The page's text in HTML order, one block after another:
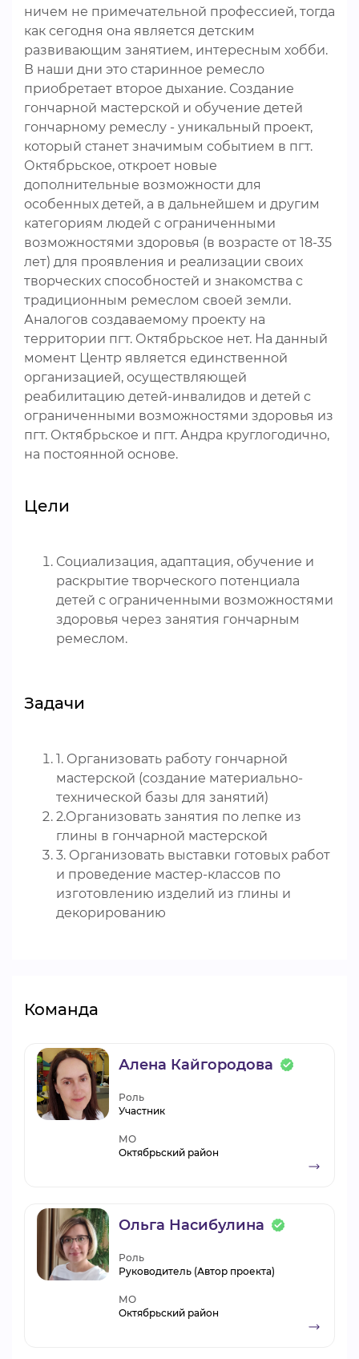
ничем не примечательной профессией, тогда
как сегодня она является детским
развивающим занятием, интересным хобби.
В наши дни это старинное ремесло
приобретает второе дыхание. Создание
гончарной мастерской и обучение детей
гончарному ремеслу - уникальный проект,
который станет значимым событием в пгт.
Октябрьское, откроет новые
дополнительные возможности для
особенных детей, а в дальнейшем и другим
категориям людей с ограниченными
возможностями здоровья (в возрасте от 18-35
лет) для проявления и реализации своих
творческих способностей и знакомства с
традиционным ремеслом своей земли.
Аналогов создаваемому проекту на
территории пгт. Октябрьское нет. На данный
момент Центр является единственной
организацией, осуществляющей
реабилитацию детей-инвалидов и детей с
ограниченными возможностями здоровья из
пгт. Октябрьское и пгт. Андра круглогодично,
на постоянной основе.
Цели
Социализация, адаптация, обучение и
раскрытие творческого потенциала
детей с ограниченными возможностями
здоровья через занятия гончарным
ремеслом.
Задачи
1. Организовать работу гончарной
мастерской (создание материально-
технической базы для занятий)
2.Организовать занятия по лепке из
глины в гончарной мастерской
3. Организовать выставки готовых работ
и проведение мастер-классов по
изготовлению изделий из глины и
декорированию
Команда
Алена Кайгородова
Роль
Участник
МО
Октябрьский район
Ольга Насибулина
Роль
Руководитель (Автор проекта)
МО
Октябрьский район